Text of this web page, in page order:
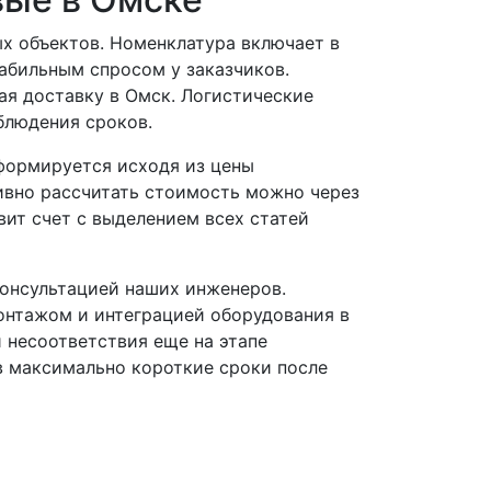
Номенклатура включает в
спросом у заказчиков.
доставку в Омск. Логистические
сроков.
исходя из цены
рассчитать стоимость можно через
счет с выделением всех статей
наших инженеров.
и интеграцией оборудования в
еще на этапе
максимально короткие сроки после